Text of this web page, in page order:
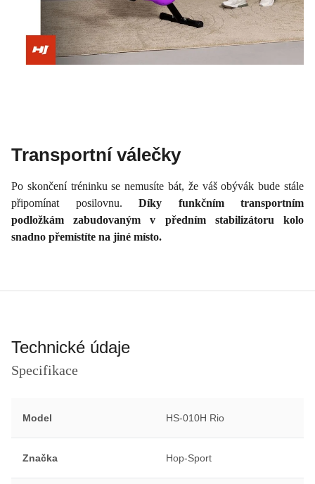
Transportní válečky
Po skončení tréninku se nemusíte bát, že váš obývák bude stále
připomínat posilovnu. Díky funkčním transportním
podložkám zabudovaným v předním stabilizátoru kolo
snadno přemístíte na jiné místo.
Technické údaje
Specifikace
Model HS-010H Rio
Značka Hop-Sport